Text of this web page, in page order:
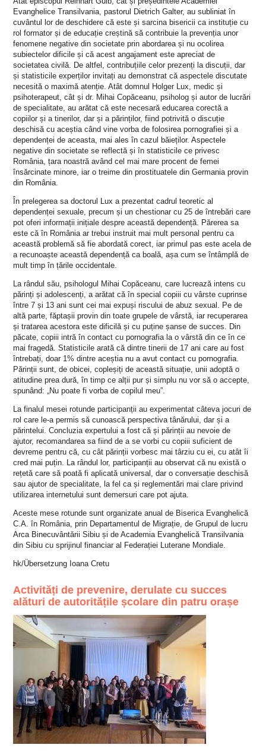
Evanghelice Transilvania, pastorul Dietrich Galter, au subliniat în
cuvântul lor de deschidere că este și sarcina bisericii ca instituție cu
rol formator și de educație creștină să contribuie la prevenția unor
fenomene negative din societate prin abordarea și nu ocolirea
subiectelor dificile și că acest angajament este apreciat de
societatea civilă. De altfel, contribuțiile celor prezenți la discuții, dar
și statisticile experților invitați au demonstrat că aspectele discutate
necesită o maximă atenție. Atât domnul Holger Lux, medic și
psihoterapeut, cât și dr. Mihai Copăceanu, psiholog și autor de lucrări
de specialitate, au arătat că este necesară educarea corectă a
copiilor și a tinerilor, dar și a părinților, fiind potrivită o discuție
deschisă cu aceștia când vine vorba de folosirea pornografiei și a
dependenței de aceasta, mai ales în cazul băieților. Aspectele
negative din societate se reflectă și în statisticile ce privesc
România, țara noastră având cel mai mare procent de femei
însărcinate minore, iar o treime din prostituatele din Germania provin
din România.
În prelegerea sa doctorul Lux a prezentat cadrul teoretic al
dependenței sexuale, precum și un chestionar cu 25 de întrebări care
pot oferi informații inițiale despre această dependență. Părerea sa
este că în România ar trebui instruit mai mult personal pentru ca
această problemă să fie abordată corect, iar primul pas este acela de
a recunoaște această dependență ca boală, așa cum se întâmplă de
mult timp în țările occidentale.
La rândul său, psihologul Mihai Copăceanu, care lucrează intens cu
părinți și adolescenți, a arătat că în special copiii cu vârste cuprinse
între 7 și 13 ani sunt cei mai expuși riscului de abuz sexual. Pe de
altă parte, făptașii provin din toate grupele de vârstă, iar recuperarea
și tratarea acestora este dificilă și cu puține șanse de succes. Din
păcate, copiii intră în contact cu pornografia la o vârstă din ce în ce
mai fragedă. Statisticile arată că dintre tinerii de 17 ani care au fost
întrebați, doar 1% dintre aceștia nu a avut contact cu pornografia.
Părinții sunt, de obicei, copleșiți de această situație, unii adoptă o
atitudine prea dură, în timp ce alții pur și simplu nu vor să o accepte,
spunând: „Nu poate fi vorba de copilul meu”.
La finalul mesei rotunde participanții au experimentat câteva jocuri de
rol care le-a permis să cunoască perspectiva tânărului, dar și a
părintelui. Concluzia expertului a fost că și părinții au nevoie de
ajutor, recomandarea sa fiind de a se vorbi cu copiii suficient de
devreme pentru că, cu cât părinții vorbesc mai târziu cu ei, cu atât îi
cred mai puțin. La rândul lor, participanții au observat că nu există o
rețetă care să poată fi aplicată universal, dar o conversație deschisă
sau ajutor de specialitate, la fel ca și reglementări mai clare privind
utilizarea internetului sunt demersuri care pot ajuta.
Aceste mese rotunde sunt organizate anual de Biserica Evanghelică
C.A. în România, prin Departamentul de Migrație, de Grupul de lucru
Arca Binecuvântării Sibiu și de Academia Evanghelică Transilvania
din Sibiu cu sprijinul financiar al Federației Luterane Mondiale.
hk/Übersetzung Ioana Cretu
Activități de prevenire, derulate cu succes
alături de autoritățile școlare din patru orașe